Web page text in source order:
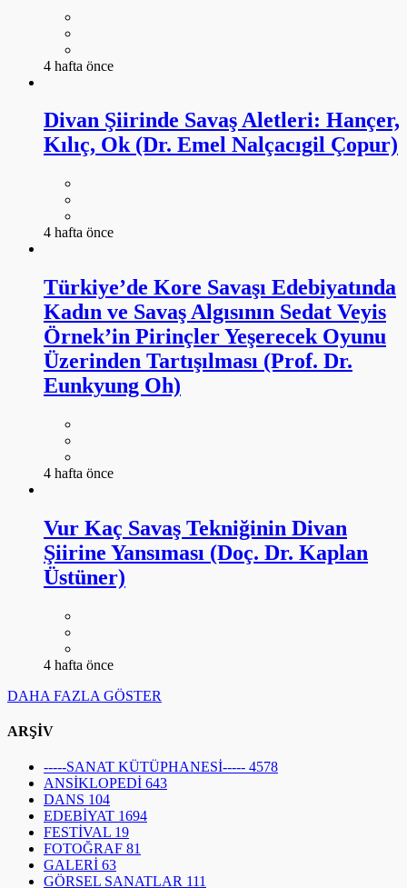
4 hafta önce
Divan Şiirinde Savaş Aletleri: Hançer,
Kılıç, Ok (Dr. Emel Nalçacıgil Çopur)
4 hafta önce
Türkiye’de Kore Savaşı Edebiyatında
Kadın ve Savaş Algısının Sedat Veyis
Örnek’in Pirinçler Yeşerecek Oyunu
Üzerinden Tartışılması (Prof. Dr.
Eunkyung Oh)
4 hafta önce
Vur Kaç Savaş Tekniğinin Divan
Şiirine Yansıması (Doç. Dr. Kaplan
Üstüner)
4 hafta önce
DAHA FAZLA GÖSTER
ARŞİV
-----SANAT KÜTÜPHANESİ----- 4578
ANSİKLOPEDİ 643
DANS 104
EDEBİYAT 1694
FESTİVAL 19
FOTOĞRAF 81
GALERİ 63
GÖRSEL SANATLAR 111